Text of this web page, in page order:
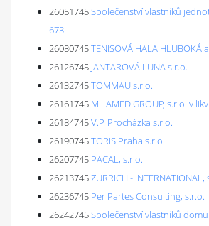
26051745Společenství vlastníků
673
26080745TENISOVÁ HALA HLUBOKÁ
26126745 JANTAROVÁ LUNA s.r.o.
26132745TOMMAU s.r.o.
26161745 MILAMED GROUP, s.r.o. v
26184745V.P. Procházka s.r.o.
26190745TORIS Praha s.r.o.
26207745 PACAL, s.r.o.
26213745ZURRICH - INTERNATIONAL,
26236745 Per Partes Consulting, s.r.o.
26242745Společenství vlastníků